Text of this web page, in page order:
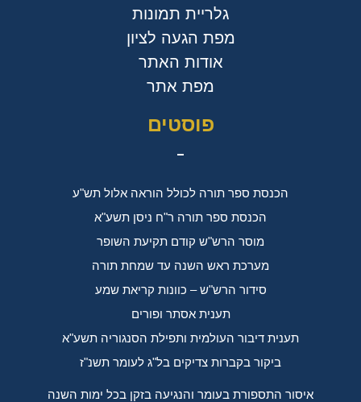
גלריית תמונות
מפת הגעה לציון
אודות האתר
מפת אתר
פוסטים
הכנסת ספר תורה לכולל הוראה אלול תש"ע
הכנסת ספר תורה ר"ח ניסן תשע"א
מוסר הרש"ש קודם תקיעת השופר
מערכת ראש השנה עד שמחת תורה
סידור הרש"ש – כוונות קריאת שמע
תענית אסתר ופורים
תענית דיבור העולמית ותפילת הסנגוריה תשע"א
ביקור בקברות צדיקים בל"ג לעומר תשנ"ז
איסור התספורת בעומר והנגיעה בזקן בכל ימות השנה